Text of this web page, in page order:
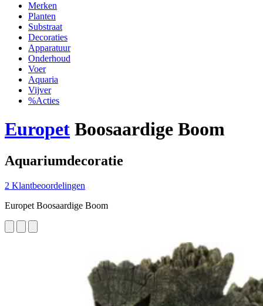
Merken
Planten
Substraat
Decoraties
Apparatuur
Onderhoud
Voer
Aquaria
Vijver
%Acties
Europet Boosaardige Boom
Aquariumdecoratie
2 Klantbeoordelingen
Europet Boosaardige Boom